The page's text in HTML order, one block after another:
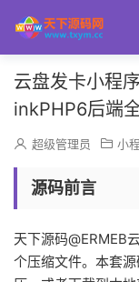
云盘发卡小程
inkPHP6后端
超级管理员 小
源码前言
天下源码@ERMEB
个压缩文件。本套